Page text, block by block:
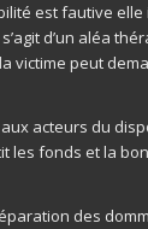
est fautive
d’un aléa
victime peut
acteurs du
les fonds et la
des